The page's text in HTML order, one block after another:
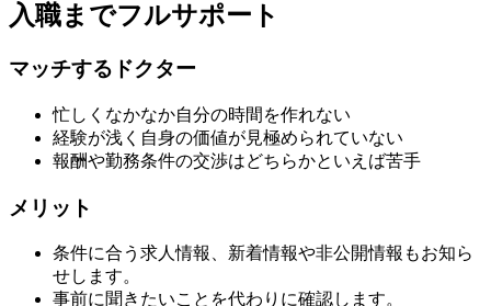
入職までフルサポート
マッチするドクター
忙しくなかなか自分の時間を作れない
経験が浅く自身の価値が見極められていない
報酬や勤務条件の交渉はどちらかといえば苦手
メリット
条件に合う求人情報、新着情報や非公開情報もお知ら
せします。
事前に聞きたいことを代わりに確認します。